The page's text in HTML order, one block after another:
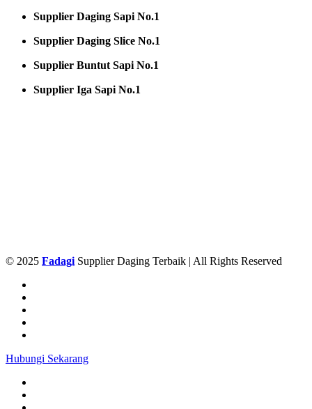
Supplier Daging Sapi No.1
Supplier Daging Slice No.1
Supplier Buntut Sapi No.1
Supplier Iga Sapi No.1
© 2025 FadagiSupplier Daging Terbaik | All Rights Reserved
Hubungi Sekarang